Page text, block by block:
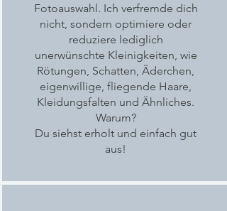
Fotoauswahl. Ich verfremde dich
nicht, sondern optimiere oder
reduziere lediglich
unerwünschte Kleinigkeiten, wie
Rötungen, Schatten, Äderchen,
eigenwillige, fliegende Haare,
Kleidungsfalten und Ähnliches.
Warum?
Du siehst erholt und einfach gut
aus!